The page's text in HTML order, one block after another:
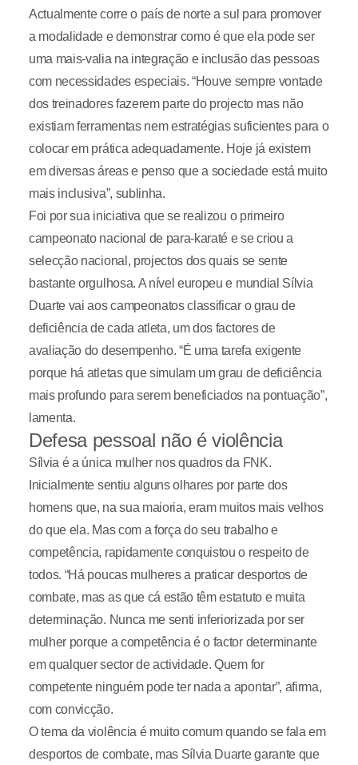
Actualmente corre o país de norte a sul para promover
a modalidade e demonstrar como é que ela pode ser
uma mais-valia na integração e inclusão das pessoas
com necessidades especiais. “Houve sempre vontade
dos treinadores fazerem parte do projecto mas não
existiam ferramentas nem estratégias suficientes para o
colocar em prática adequadamente. Hoje já existem
em diversas áreas e penso que a sociedade está muito
mais inclusiva”, sublinha.
Foi por sua iniciativa que se realizou o primeiro
campeonato nacional de para-karaté e se criou a
selecção nacional, projectos dos quais se sente
bastante orgulhosa. A nível europeu e mundial Sílvia
Duarte vai aos campeonatos classificar o grau de
deficiência de cada atleta, um dos factores de
avaliação do desempenho. “É uma tarefa exigente
porque há atletas que simulam um grau de deficiência
mais profundo para serem beneficiados na pontuação”,
lamenta.
Defesa pessoal não é violência
Sílvia é a única mulher nos quadros da FNK.
Inicialmente sentiu alguns olhares por parte dos
homens que, na sua maioria, eram muitos mais velhos
do que ela. Mas com a força do seu trabalho e
competência, rapidamente conquistou o respeito de
todos. “Há poucas mulheres a praticar desportos de
combate, mas as que cá estão têm estatuto e muita
determinação. Nunca me senti inferiorizada por ser
mulher porque a competência é o factor determinante
em qualquer sector de actividade. Quem for
competente ninguém pode ter nada a apontar”, afirma,
com convicção.
O tema da violência é muito comum quando se fala em
desportos de combate, mas Sílvia Duarte garante que